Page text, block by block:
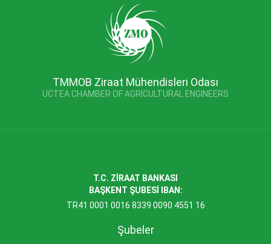
TMMOB Ziraat Mühendisleri Odası
UCTEA CHAMBER OF AGRICULTURAL ENGINEERS
T.C. ZİRAAT BANKASI
BAŞKENT ŞUBESİ IBAN:
TR41 0001 0016 8339 0090 4551 16
Şubeler